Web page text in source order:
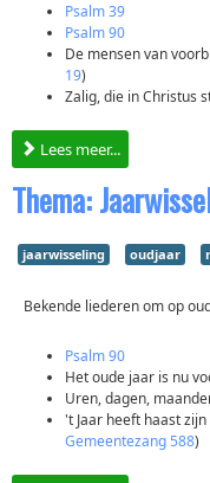
Psalm 39
Psalm 90
De mensen van
19)
Zalig, die in Christus
Lees meer...
Thema:
jaarwisseling oudjaar
Bekende liederen om op
Psalm 90
Het oude jaar is nu
Uren, dagen,
't Jaar heeft haast
Gemeentezang 588)